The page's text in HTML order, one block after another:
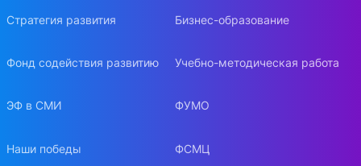
Стратегия развития
Фонд содействия развитию
ЭФ в СМИ
Наши победы
Бизнес-образование
Учебно-методическая работа
ФУМО
ФСМЦ